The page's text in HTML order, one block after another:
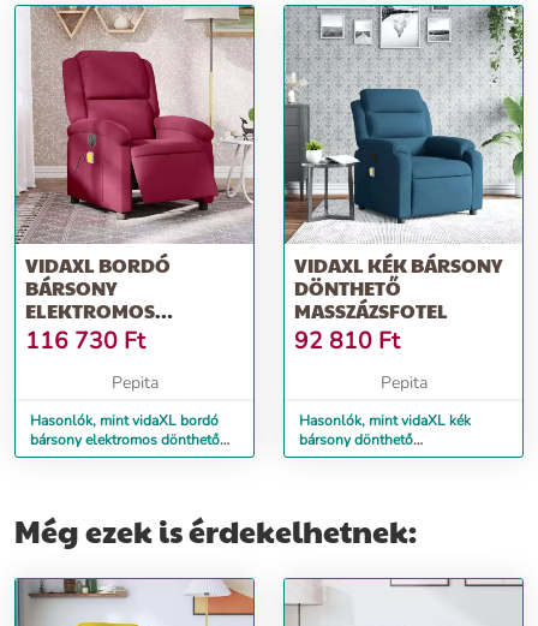
VIDAXL BORDÓ
BÁRSONY
ELEKTROMOS
DÖNTHETŐ
MASSZÁZSFOTEL
116 730 Ft
Pepita
Hasonlók, mint vidaXL bordó
bársony elektromos dönthető
masszázsfotel
VIDAXL KÉK BÁRSONY
DÖNTHETŐ
MASSZÁZSFOTEL
92 810 Ft
Pepita
Hasonlók, mint vidaXL kék
bársony dönthető
masszázsfotel
Még ezek is érdekelhetnek: